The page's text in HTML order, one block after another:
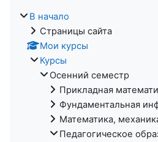
В начало
Страницы сайта
Мои курсы
Курсы
Осенний семестр
Прикладная
Фундаментальная
Математика,
Педагогическое